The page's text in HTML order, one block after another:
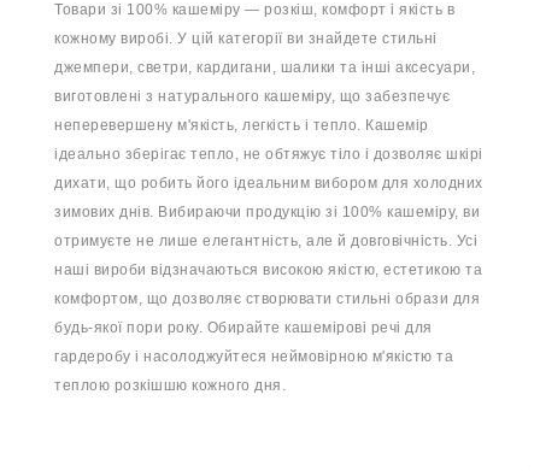
Товари зі 100% кашеміру — розкіш, комфорт і якість в
кожному виробі. У цій категорії ви знайдете стильні
джемпери, светри, кардигани, шалики та інші аксесуари,
виготовлені з натурального кашеміру, що забезпечує
неперевершену м'якість, легкість і тепло. Кашемір
ідеально зберігає тепло, не обтяжує тіло і дозволяє шкірі
дихати, що робить його ідеальним вибором для холодних
зимових днів. Вибираючи продукцію зі 100% кашеміру, ви
отримуєте не лише елегантність, але й довговічність. Усі
наші вироби відзначаються високою якістю, естетикою та
комфортом, що дозволяє створювати стильні образи для
будь-якої пори року. Обирайте кашемірові речі для
гардеробу і насолоджуйтеся неймовірною м'якістю та
теплою розкішшю кожного дня.